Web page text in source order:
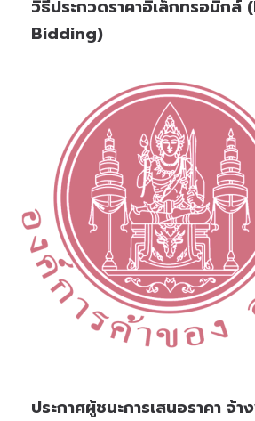
วิธีประกวดราคาอิเล็กทรอนิกส์
Bidding)
ประกาศผู้ชนะการเสนอราคา จ้